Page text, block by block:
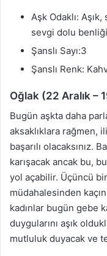
Aşk Odaklı:
sevgi dolu
Şanslı Sayı:3
Şanslı Renk:
Oğlak (22 Aralık –
Bugün aşkta daha
aksaklıklara rağmen,
başarılı olacaksınız.
karışacak ancak bu,
yol açabilir. Üçüncü
müdahalesinden
kadınlar bugün gebe
duygularını aşık
mutluluk duyacak ve